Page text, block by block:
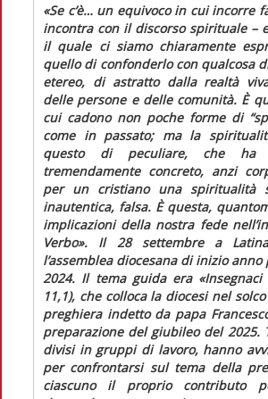
«Se c’è… un equivoco in cui incorre
incontra con il discorso spirituale –
il quale ci siamo chiaramente
quello di confonderlo con qualcosa
etereo, di astratto dalla realtà viva
delle persone e delle comunità. È
cui cadono non poche forme di
come in passato; ma la
questo di peculiare, che ha
tremendamente concreto, anzi
per un cristiano una spiritualità
inautentica, falsa. È questa,
implicazioni della nostra fede
Verbo». Il 28 settembre a
l’assemblea diocesana di inizio anno
2024. Il tema guida era «Insegnaci
11,1), che colloca la diocesi nel
preghiera indetto da papa
preparazione del giubileo del 2025.
divisi in gruppi di lavoro, hanno
per confrontarsi sul tema della
ciascuno il proprio contributo